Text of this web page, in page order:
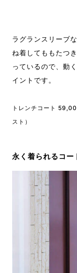
ラグランスリーブ
ね着してももたつ
っているので、動
イントです。
トレンチコート
スト）
永く着られるコー